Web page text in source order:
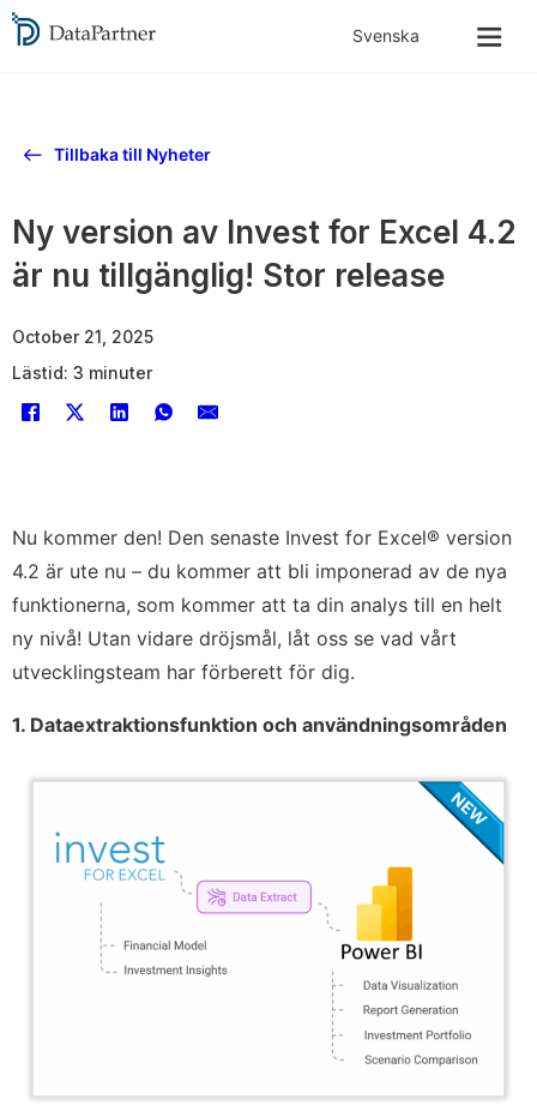
Tillbaka till Nyheter
Ny version av Invest for Excel 4.2
är nu tillgänglig! Stor release
October 21, 2025
Lästid: 3 minuter
Nu kommer den! Den senaste Invest for Excel® version
4.2 är ute nu – du kommer att bli imponerad av de nya
funktionerna, som kommer att ta din analys till en helt
ny nivå! Utan vidare dröjsmål, låt oss se vad vårt
utvecklingsteam har förberett för dig.
1. Dataextraktionsfunktion och användningsområden